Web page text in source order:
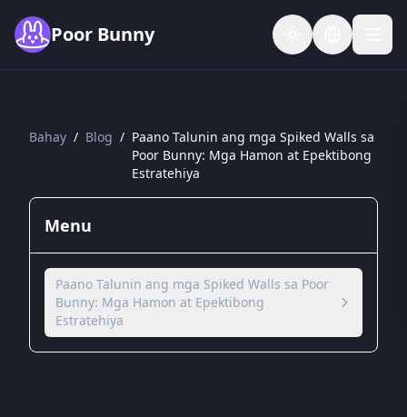
Poor Bunny
Bahay / Blog / Paano Talunin ang mga Spiked Walls sa
Poor Bunny: Mga Hamon at Epektibong
Estratehiya
Menu
Paano Talunin ang mga Spiked Walls sa Poor
Bunny: Mga Hamon at Epektibong
Estratehiya